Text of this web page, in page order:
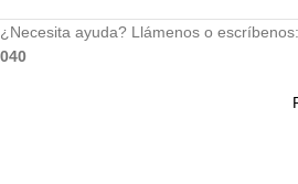
¿Necesita ayuda? Llámenos o escríbenos:
040